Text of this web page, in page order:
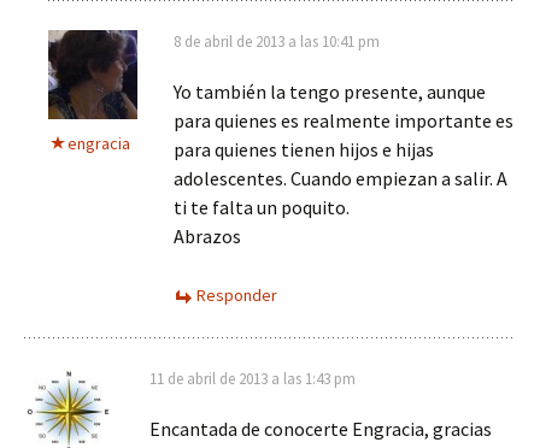
engracia
8 de abril de 2013 a las 10:41 pm
Yo también la tengo presente, aunque
para quienes es realmente importante es
para quienes tienen hijos e hijas
adolescentes. Cuando empiezan a salir. A
ti te falta un poquito.
Abrazos
Responder
11 de abril de 2013 a las 1:43 pm
Encantada de conocerte Engracia, gracias